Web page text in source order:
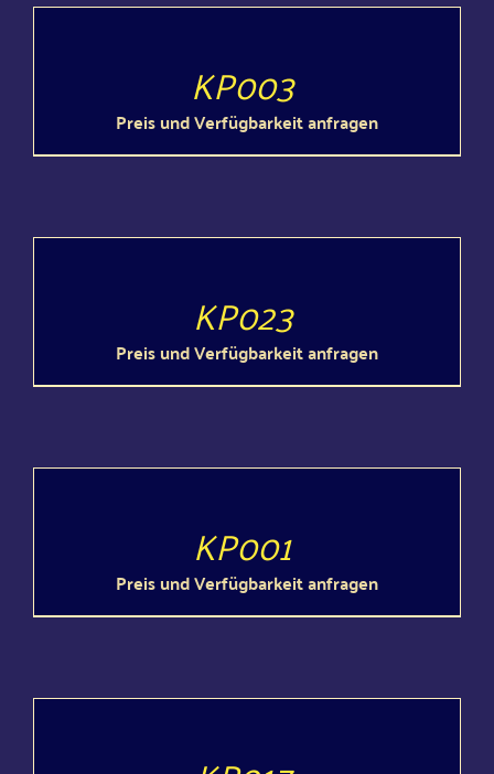
KP003
Preis und Ver­füg­bar­keit anfragen
KP023
Preis und Ver­füg­bar­keit anfragen
KP001
Preis und Ver­füg­bar­keit anfragen